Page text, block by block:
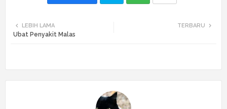
TERBARU
LEBIH LAMA
Ubat Penyakit Malas